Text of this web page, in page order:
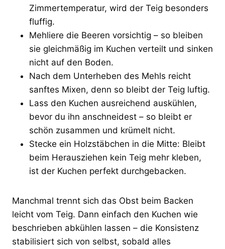
Zimmertemperatur, wird der Teig besonders
fluffig.
Mehliere die Beeren vorsichtig – so bleiben
sie gleichmäßig im Kuchen verteilt und sinken
nicht auf den Boden.
Nach dem Unterheben des Mehls reicht
sanftes Mixen, denn so bleibt der Teig luftig.
Lass den Kuchen ausreichend auskühlen,
bevor du ihn anschneidest – so bleibt er
schön zusammen und krümelt nicht.
Stecke ein Holzstäbchen in die Mitte: Bleibt
beim Herausziehen kein Teig mehr kleben,
ist der Kuchen perfekt durchgebacken.
Manchmal trennt sich das Obst beim Backen
leicht vom Teig. Dann einfach den Kuchen wie
beschrieben abkühlen lassen – die Konsistenz
stabilisiert sich von selbst, sobald alles